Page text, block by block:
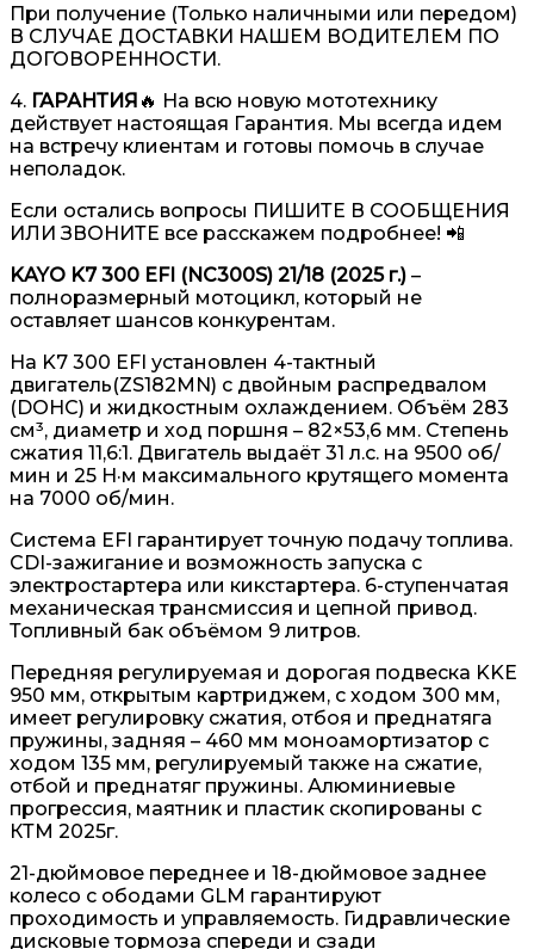
При получение (Только наличными или передом)
В СЛУЧАЕ ДОСТАВКИ НАШЕМ ВОДИТЕЛЕМ ПО
ДОГОВОРЕННОСТИ.
4. ГАРАНТИЯ 🔥 На всю новую мототехнику
действует настоящая Гарантия. Мы всегда идем
на встречу клиентам и готовы помочь в случае
неполадок.
Если остались вопросы ПИШИТЕ В СООБЩЕНИЯ
ИЛИ ЗВОНИТЕ все расскажем подробнее! 📲
KAYO K7 300 EFI (NC300S) 21/18 (2025 г.) –
полноразмерный мотоцикл, который не
оставляет шансов конкурентам.
На K7 300 EFI установлен 4-тактный
двигатель(ZS182MN) с двойным распредвалом
(DOHC) и жидкостным охлаждением. Объём 283
см³, диаметр и ход поршня – 82×53,6 мм. Степень
сжатия 11,6:1. Двигатель выдаёт 31 л.с. на 9500 об/
мин и 25 Н·м максимального крутящего момента
на 7000 об/мин.
Система EFI гарантирует точную подачу топлива.
CDI-зажигание и возможность запуска с
электростартера или кикстартера. 6-ступенчатая
механическая трансмиссия и цепной привод.
Топливный бак объёмом 9 литров.
Передняя регулируемая и дорогая подвеска KKE
950 мм, открытым картриджем, с ходом 300 мм,
имеет регулировку сжатия, отбоя и преднатяга
пружины, задняя – 460 мм моноамортизатор с
ходом 135 мм, регулируемый также на сжатие,
отбой и преднатяг пружины. Алюминиевые
прогрессия, маятник и пластик скопированы с
КТМ 2025г.
21-дюймовое переднее и 18-дюймовое заднее
колесо с ободами GLM гарантируют
проходимость и управляемость. Гидравлические
дисковые тормоза спереди и сзади